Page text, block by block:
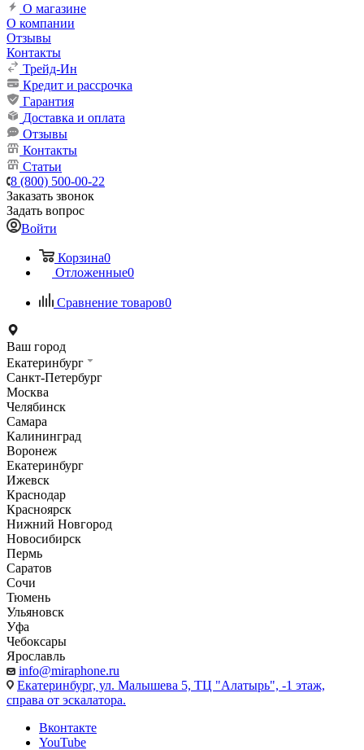
О магазине
О компании
Отзывы
Контакты
Трейд-Ин
Кредит и рассрочка
Гарантия
Доставка и оплата
Отзывы
Контакты
Статьи
8 (800) 500-00-22
Заказать звонок
Задать вопрос
Войти
Корзина0
Отложенные0
Сравнение товаров0
Ваш город
Екатеринбург
Санкт-Петербург
Москва
Челябинск
Самара
Калининград
Воронеж
Екатеринбург
Ижевск
Краснодар
Красноярск
Нижний Новгород
Новосибирск
Пермь
Саратов
Сочи
Тюмень
Ульяновск
Уфа
Чебоксары
Ярославль
info@miraphone.ru
Екатеринбург, ул. Малышева 5, ТЦ "Алатырь", -1 этаж,
справа от эскалатора.
Вконтакте
YouTube